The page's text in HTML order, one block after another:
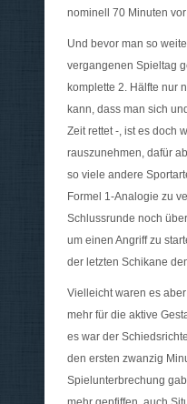
nominell 70 Minuten
Und bevor man so
vergangenen Spieltag
komplette 2. Hälfte nur
kann, dass man sich
Zeit rettet -, ist es doch
rauszunehmen, dafür
so viele andere
Formel 1-Analogie zu
Schlussrunde noch
um einen Angriff zu
der letzten Schikane
Vielleicht waren es
mehr für die aktive
es war der
den ersten zwanzig
Spielunterbrechung